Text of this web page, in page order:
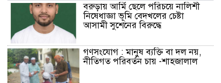
বরুড়ায় আর্মি ছেলে পরিচয়ে নালিশী
নিষেধাজ্ঞা ভূমি বেদখলের চেষ্টা
আসামী সুশেনের বিরুদ্ধে
গণসংযোগ : মানুষ ব্যক্তি বা দল নয়,
নীতিগত পরিবর্তন চায় -শাহজালাল